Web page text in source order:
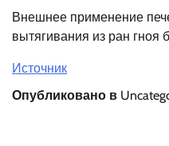
Внешнее применение
вытягивания из ран гноя
Источник
Опубликовано в